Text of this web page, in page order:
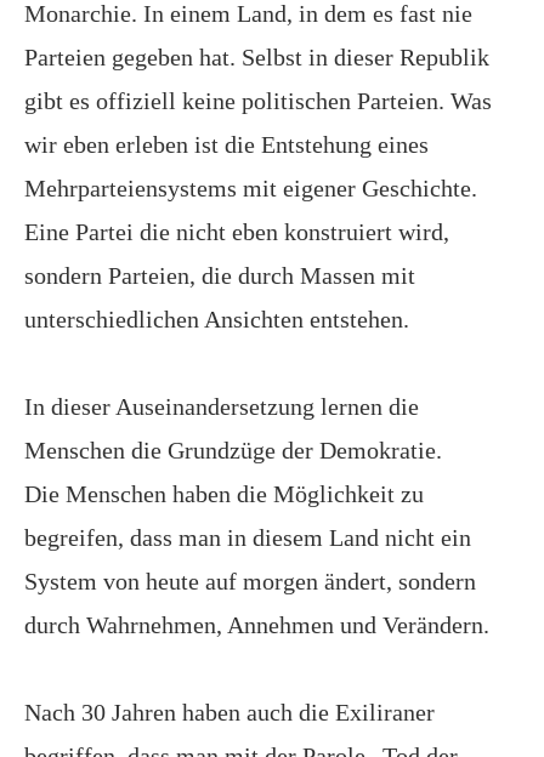
Monarchie. In einem Land, in dem es fast nie
Parteien gegeben hat. Selbst in dieser Republik
gibt es offiziell keine politischen Parteien. Was
wir eben erleben ist die Entstehung eines
Mehrparteiensystems mit eigener Geschichte.
Eine Partei die nicht eben konstruiert wird,
sondern Parteien, die durch Massen mit
unterschiedlichen Ansichten entstehen.
In dieser Auseinandersetzung lernen die
Menschen die Grundzüge der Demokratie.
Die Menschen haben die Möglichkeit zu
begreifen, dass man in diesem Land nicht ein
System von heute auf morgen ändert, sondern
durch Wahrnehmen, Annehmen und Verändern.
Nach 30 Jahren haben auch die Exiliraner